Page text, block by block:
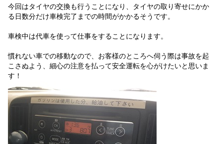
今回はタイヤの交換も行うことになり、タイヤの取り寄せにかか
る日数分だけ車検完了までの時間がかかるそうです。
車検中は代車を使って仕事をすることになります。
慣れない車での移動なので、お客様のところへ伺う際は事故を起
こさぬよう、細心の注意を払って安全運転を心がけたいと思いま
す！